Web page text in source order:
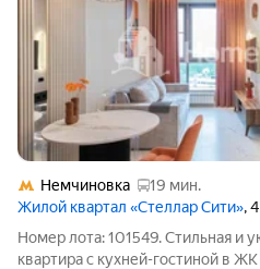
Немчиновка
19 мин.
Жилой квартал «Стеллар Сити»,
Номер лота: 101549. Стильная и
квартира с кухней-гостиной в ЖК